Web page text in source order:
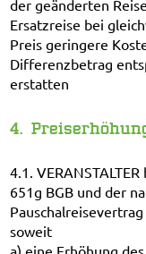
der geänderten
Ersatzreise bei
Preis geringere
Differenzbetrag
erstatten
4.
4.1.
651g BGB und der
soweit